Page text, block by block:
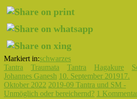
Markiert in:schwarzes
Tantra
Traumata Tantra Hagakure
Johannes Ganesh 10. September 201917.
Oktober 2022 2019-09 Tantra und SM -
Unmöglich oder bereichernd? 1